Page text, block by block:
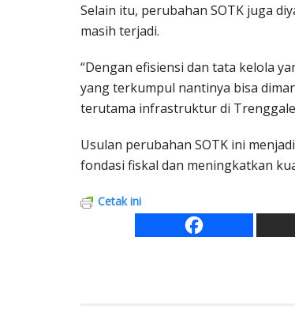
Selain itu, perubahan SOTK juga
masih terjadi.
“Dengan efisiensi dan tata kelola
yang terkumpul nantinya bisa
terutama infrastruktur di
Usulan perubahan SOTK ini
fondasi fiskal dan meningkatkan
Cetak ini